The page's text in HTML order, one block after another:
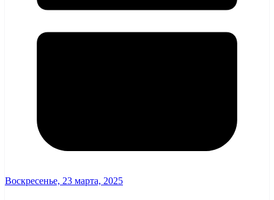
Воскресенье, 23 марта, 2025